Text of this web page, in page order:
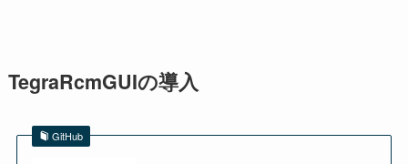
TegraRcmGUIの導入
GitHub